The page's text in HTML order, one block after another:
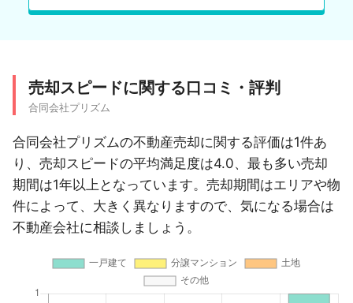
売却スピードに関する口コミ・評判
合同会社プリズム
合同会社プリズムの不動産売却に関する評価は1件あ
り、売却スピードの平均満足度は4.0、最も多い売却
期間は1年以上となっています。売却期間はエリアや物
件によって、大きく異なりますので、気になる場合は
不動産会社に相談しましょう。